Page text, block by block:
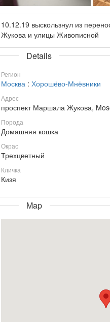
10.12.19 выскользнул из
Жукова и улицы Живописной
Details
Регион
Москва : Хорошёво-Мнёвники
Адрес
проспект Маршала Жукова,
Порода
Домашняя кошка
Окрас
Трехцветный
Кличка
Кизя
Map